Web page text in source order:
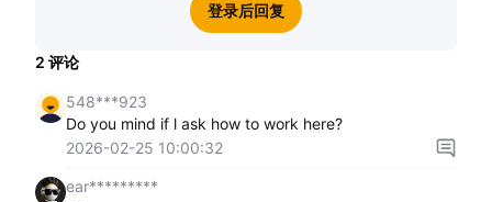
登录后回复
2 评论
548***923
Do you mind if l ask how to work here?
2026-02-25 10:00:32
ear*********